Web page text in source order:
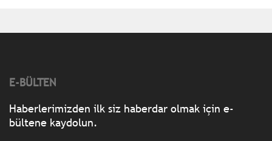
E-BÜLTEN
Haberlerimizden ilk siz haberdar olmak için e-
bültene kaydolun.